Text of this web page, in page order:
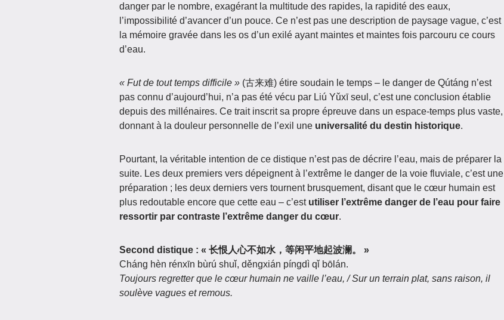
danger par le nombre, exagérant la multitude des rapides, la rapidité des eaux,
l’impossibilité d’avancer d’un pouce. Ce n’est pas une description de paysage vague, c’est
la mémoire gravée dans les os d’un exilé ayant maintes et maintes fois parcouru ce cours
d’eau.
« Fut de tout temps difficile » (古来难) étire soudain le temps – le danger de Qútáng n’est
pas connu d’aujourd’hui, n’a pas été vécu par Liú Yǔxī seul, c’est une conclusion établie
depuis des millénaires. Ce trait inscrit sa propre épreuve dans un espace-temps plus vaste,
donnant à la douleur personnelle de l’exil une universalité du destin historique.
Pourtant, la véritable intention de ce distique n’est pas de décrire l’eau, mais de préparer la
suite. Les deux premiers vers dépeignent à l’extrême le danger de la voie fluviale, c’est une
préparation ; les deux derniers vers tournent brusquement, disant que le cœur humain est
plus redoutable encore que cette eau – c’est utiliser l’extrême danger de l’eau pour faire
ressortir par contraste l’extrême danger du cœur.
Second distique : « 长恨人心不如水，等闲平地起波澜。 »
Cháng hèn rénxīn bùrú shuǐ, děngxián píngdì qǐ bōlán.
Toujours regretter que le cœur humain ne vaille l’eau, / Sur un terrain plat, sans raison, il
soulève vagues et remous.